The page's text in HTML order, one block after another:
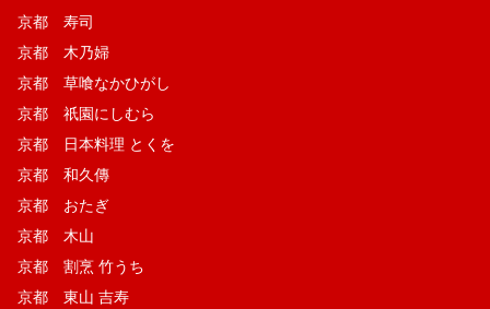
京都 寿司
京都 木乃婦
京都 草喰なかひがし
京都 祇園にしむら
京都 日本料理 とくを
京都 和久傳
京都 おたぎ
京都 木山
京都 割烹 竹うち
京都 東山 吉寿